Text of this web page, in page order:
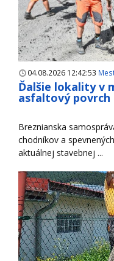
04.08.2026 12:42:53
Ďalšie lokality v
asfaltový povrch
Breznianska
chodníkov a
aktuálnej stavebnej ...